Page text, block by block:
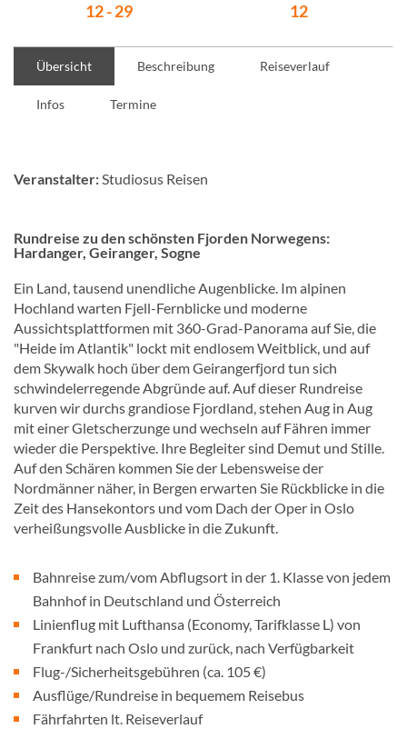
12 - 29 12
Übersicht Beschreibung Reiseverlauf
Infos Termine
Veranstalter:Studiosus Reisen
Rundreise zu den schönsten Fjorden Norwegens:
Hardanger, Geiranger, Sogne
Ein Land, tausend unendliche Augenblicke. Im alpinen
Hochland warten Fjell-Fernblicke und moderne
Aussichtsplattformen mit 360-Grad-Panorama auf Sie, die
"Heide im Atlantik" lockt mit endlosem Weitblick, und auf
dem Skywalk hoch über dem Geirangerfjord tun sich
schwindelerregende Abgründe auf. Auf dieser Rundreise
kurven wir durchs grandiose Fjordland, stehen Aug in Aug
mit einer Gletscherzunge und wechseln auf Fähren immer
wieder die Perspektive. Ihre Begleiter sind Demut und Stille.
Auf den Schären kommen Sie der Lebensweise der
Nordmänner näher, in Bergen erwarten Sie Rückblicke in die
Zeit des Hansekontors und vom Dach der Oper in Oslo
verheißungsvolle Ausblicke in die Zukunft.
Bahnreise zum/vom Abflugsort in der 1. Klasse von jedem
Bahnhof in Deutschland und Österreich
Linienflug mit Lufthansa (Economy, Tarifklasse L) von
Frankfurt nach Oslo und zurück, nach Verfügbarkeit
Flug-/Sicherheitsgebühren (ca. 105 €)
Ausflüge/Rundreise in bequemem Reisebus
Fährfahrten lt. Reiseverlauf